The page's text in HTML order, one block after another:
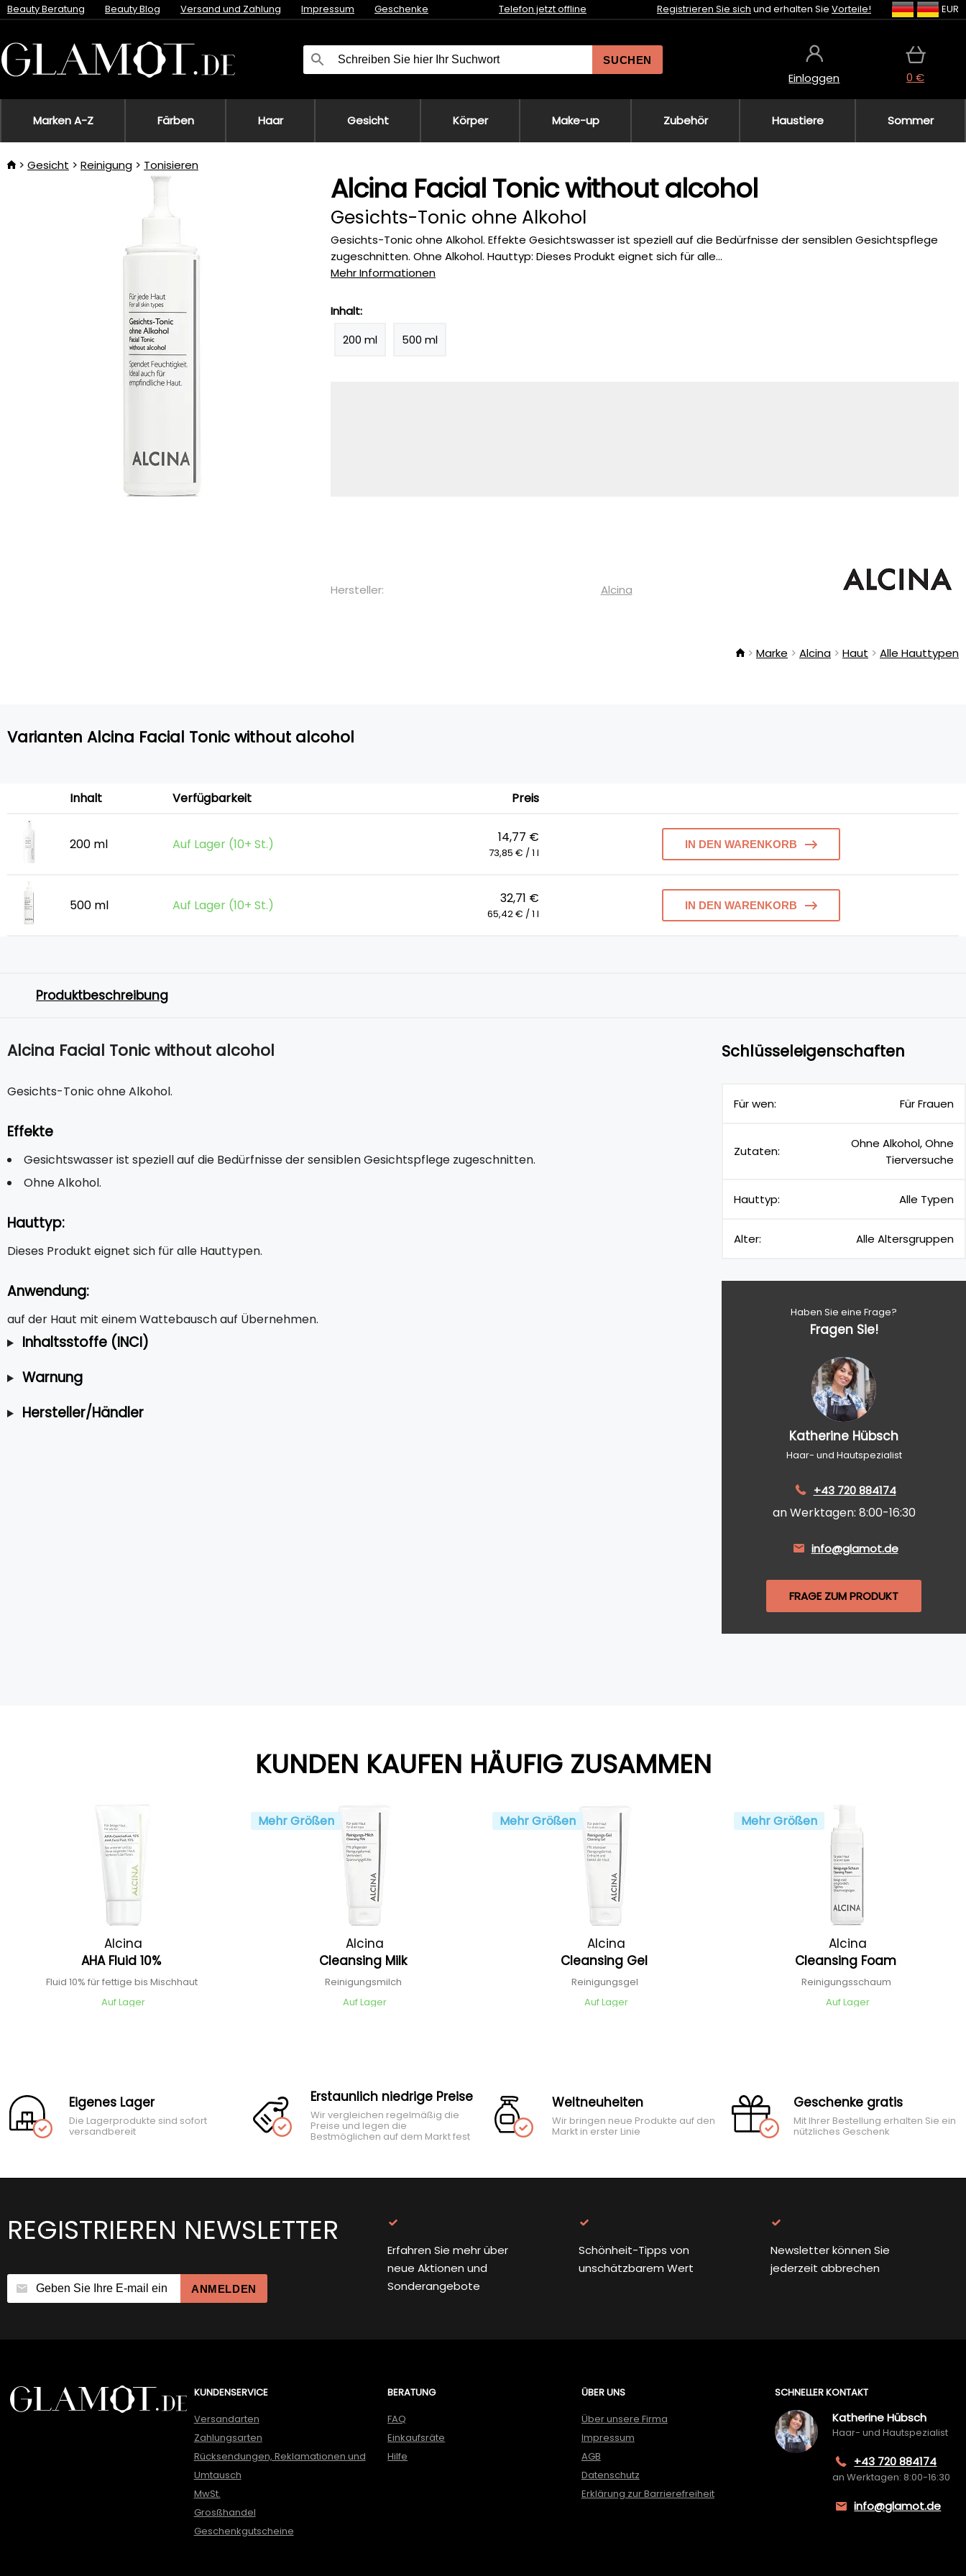
Beauty Beratung Beauty Blog Versand und Zahlung Impressum Geschenke Telefon jetzt offline Registrieren Sie sich und erhalten Sie Vorteile! EUR
SUCHEN
Einloggen 0 €
Marken A-Z Färben Haar Gesicht Körper Make-up Zubehör Haustiere Sommer
Gesicht Reinigung Tonisieren
Alcina Facial Tonic without alcohol
Gesichts-Tonic ohne Alkohol
Gesichts-Tonic ohne Alkohol. Effekte Gesichtswasser ist speziell auf die Bedürfnisse der sensiblen Gesichtspflege
zugeschnitten. Ohne Alkohol. Hauttyp: Dieses Produkt eignet sich für alle...
Mehr Informationen
Inhalt:
200 ml
500 ml
Hersteller: Alcina
Marke Alcina Haut Alle Hauttypen
Varianten Alcina Facial Tonic without alcohol
Inhalt Verfügbarkeit Preis
200 ml Auf Lager (10+ St.) 14,77 €
73,85 € / 1 l
IN DEN WARENKORB
500 ml Auf Lager (10+ St.) 32,71 €
65,42 € / 1 l
IN DEN WARENKORB
Produktbeschreibung
Alcina Facial Tonic without alcohol
Gesichts-Tonic ohne Alkohol.
Effekte
Gesichtswasser ist speziell auf die Bedürfnisse der sensiblen Gesichtspflege zugeschnitten.
Ohne Alkohol.
Hauttyp:
Dieses Produkt eignet sich für alle Hauttypen.
Anwendung:
auf der Haut mit einem Wattebausch auf Übernehmen.
Inhaltsstoffe (INCI)
Warnung
Hersteller/Händler
Schlüsseleigenschaften
Für wen: Für Frauen
Zutaten:
Ohne Alkohol, Ohne
Tierversuche
Hauttyp: Alle Typen
Alter: Alle Altersgruppen
Haben Sie eine Frage?
Fragen Sie!
Katherine Hübsch
Haar- und Hautspezialist
+43 720 884174
an Werktagen: 8:00-16:30
info@glamot.de
FRAGE ZUM PRODUKT
KUNDEN KAUFEN HÄUFIG ZUSAMMEN
Alcina
AHA Fluid 10%
Fluid 10% für fettige bis Mischhaut
Auf Lager
Mehr Größen
Alcina
Cleansing Milk
Reinigungsmilch
Auf Lager
Mehr Größen
Alcina
Cleansing Gel
Reinigungsgel
Auf Lager
Mehr Größen
Alcina
Cleansing Foam
Reinigungsschaum
Auf Lager
Eigenes Lager
Die Lagerprodukte sind sofort
versandbereit
Erstaunlich niedrige Preise
Wir vergleichen regelmäßig die
Preise und legen die
Bestmöglichen auf dem Markt fest
Weltneuheiten
Wir bringen neue Produkte auf den
Markt in erster Linie
Geschenke gratis
Mit Ihrer Bestellung erhalten Sie ein
nützliches Geschenk
REGISTRIEREN NEWSLETTER
ANMELDEN
Erfahren Sie mehr über
neue Aktionen und
Sonderangebote
Schönheit-Tipps von
unschätzbarem Wert
Newsletter können Sie
jederzeit abbrechen
KUNDENSERVICE
Versandarten
Zahlungsarten
Rücksendungen, Reklamationen und
Umtausch
MwSt.
Grosßhandel
Geschenkgutscheine
BERATUNG
FAQ
Einkaufsräte
Hilfe
ÜBER UNS
Über unsere Firma
Impressum
AGB
Datenschutz
Erklärung zur Barrierefreiheit
SCHNELLER KONTAKT
Katherine Hübsch
Haar- und Hautspezialist
+43 720 884174
an Werktagen: 8:00-16:30
info@glamot.de